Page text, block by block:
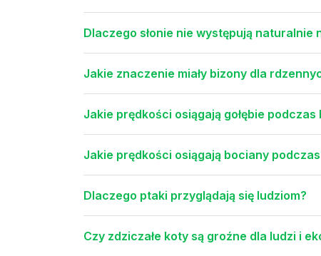
Dlaczego słonie nie występują naturalnie
Jakie znaczenie miały bizony dla
Jakie prędkości osiągają gołębie podczas
Jakie prędkości osiągają bociany
Dlaczego ptaki przyglądają się ludziom?
Czy zdziczałe koty są groźne dla ludzi i